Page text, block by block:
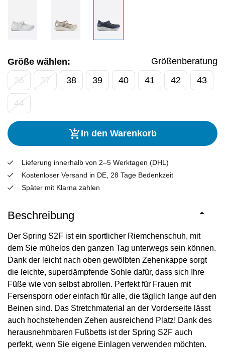
Größe wählen:
Größenberatung
36
37 38 39 40 41 42 43
44
In den Warenkorb
Lieferung innerhalb von 2–5 Werktagen (DHL)
Kostenloser Versand in DE, 28 Tage Bedenkzeit
Später mit Klarna zahlen
Beschreibung
Der Spring S2F ist ein sportlicher Riemchenschuh, mit
dem Sie mühelos den ganzen Tag unterwegs sein können.
Dank der leicht nach oben gewölbten Zehenkappe sorgt
die leichte, superdämpfende Sohle dafür, dass sich Ihre
Füße wie von selbst abrollen. Perfekt für Frauen mit
Fersensporn oder einfach für alle, die täglich lange auf den
Beinen sind. Das Stretchmaterial an der Vorderseite lässt
auch hochstehenden Zehen ausreichend Platz! Dank des
herausnehmbaren Fußbetts ist der Spring S2F auch
perfekt, wenn Sie eigene Einlagen verwenden möchten.